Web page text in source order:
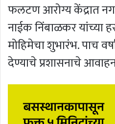
फलटण आरोग्य केंद्रात
नाईक निंबाळकर यांच्या
मोहिमेचा शुभारंभ. पाच
देण्याचे प्रशासनाचे